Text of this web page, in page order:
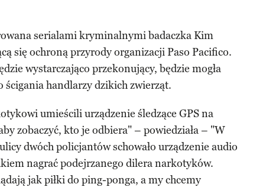
serialami kryminalnymi badaczka Kim
się ochroną przyrody organizacji Paso Pacifico.
wystarczająco przekonujący, będzie mogła
ścigania handlarzy dzikich zwierząt.
umieścili urządzenie śledzące GPS na
zobaczyć, kto je odbiera" – powiedziała – "W
dwóch policjantów schowało urządzenie audio
nagrać podejrzanego dilera narkotyków.
jak piłki do ping-ponga, a my chcemy